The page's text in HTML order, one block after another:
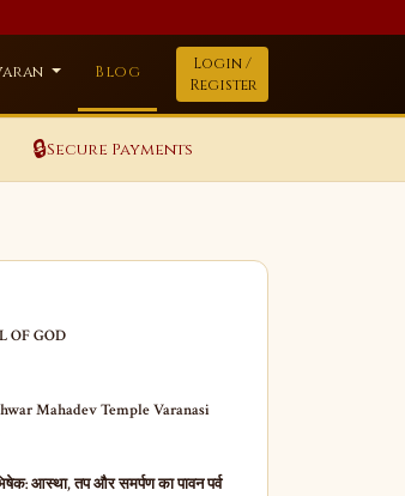
Blog
Login /
Register
🔒Secure Payments
OF GOD
Mahadev Temple Varanasi
आस्था, तप और समर्पण का पावन पर्व